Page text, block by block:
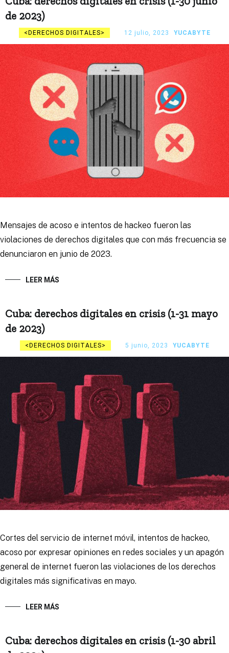
de 2023)
DERECHOS DIGITALES 12 julio, 2023 YUCABYTE
Mensajes de acoso e intentos de hackeo fueron las
violaciones de derechos digitales que con más frecuencia se
denunciaron en junio de 2023.
LEER MÁS
Cuba: derechos digitales en crisis (1-31 mayo
de 2023)
DERECHOS DIGITALES 5 junio, 2023 YUCABYTE
Cortes del servicio de internet móvil, intentos de hackeo,
acoso por expresar opiniones en redes sociales y un apagón
general de internet fueron las violaciones de los derechos
digitales más significativas en mayo.
LEER MÁS
Cuba: derechos digitales en crisis (1-30 abril